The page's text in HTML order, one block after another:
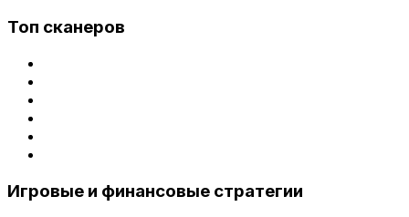
Топ сканеров
Игровые и финансовые стратегии